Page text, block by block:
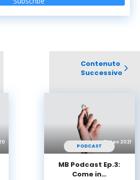
Contenuto
Successivo
PODCAST
21 Gen 2021
MB Podcast Ep.3:
Come in…